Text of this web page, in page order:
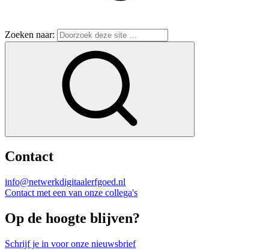
Zoeken naar:
Contact
info@netwerkdigitaalerfgoed.nl
Contact met een van onze collega's
Op de hoogte blijven?
Schrijf je in voor onze nieuwsbrief